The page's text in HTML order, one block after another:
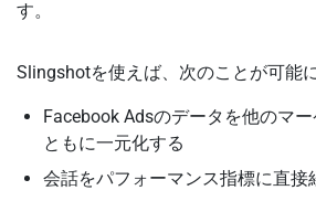
す。
Slingshotを使えば、次のことが可能
Facebook Adsのデータを他のマ
ともに一元化する
会話をパフォーマンス指標に直接